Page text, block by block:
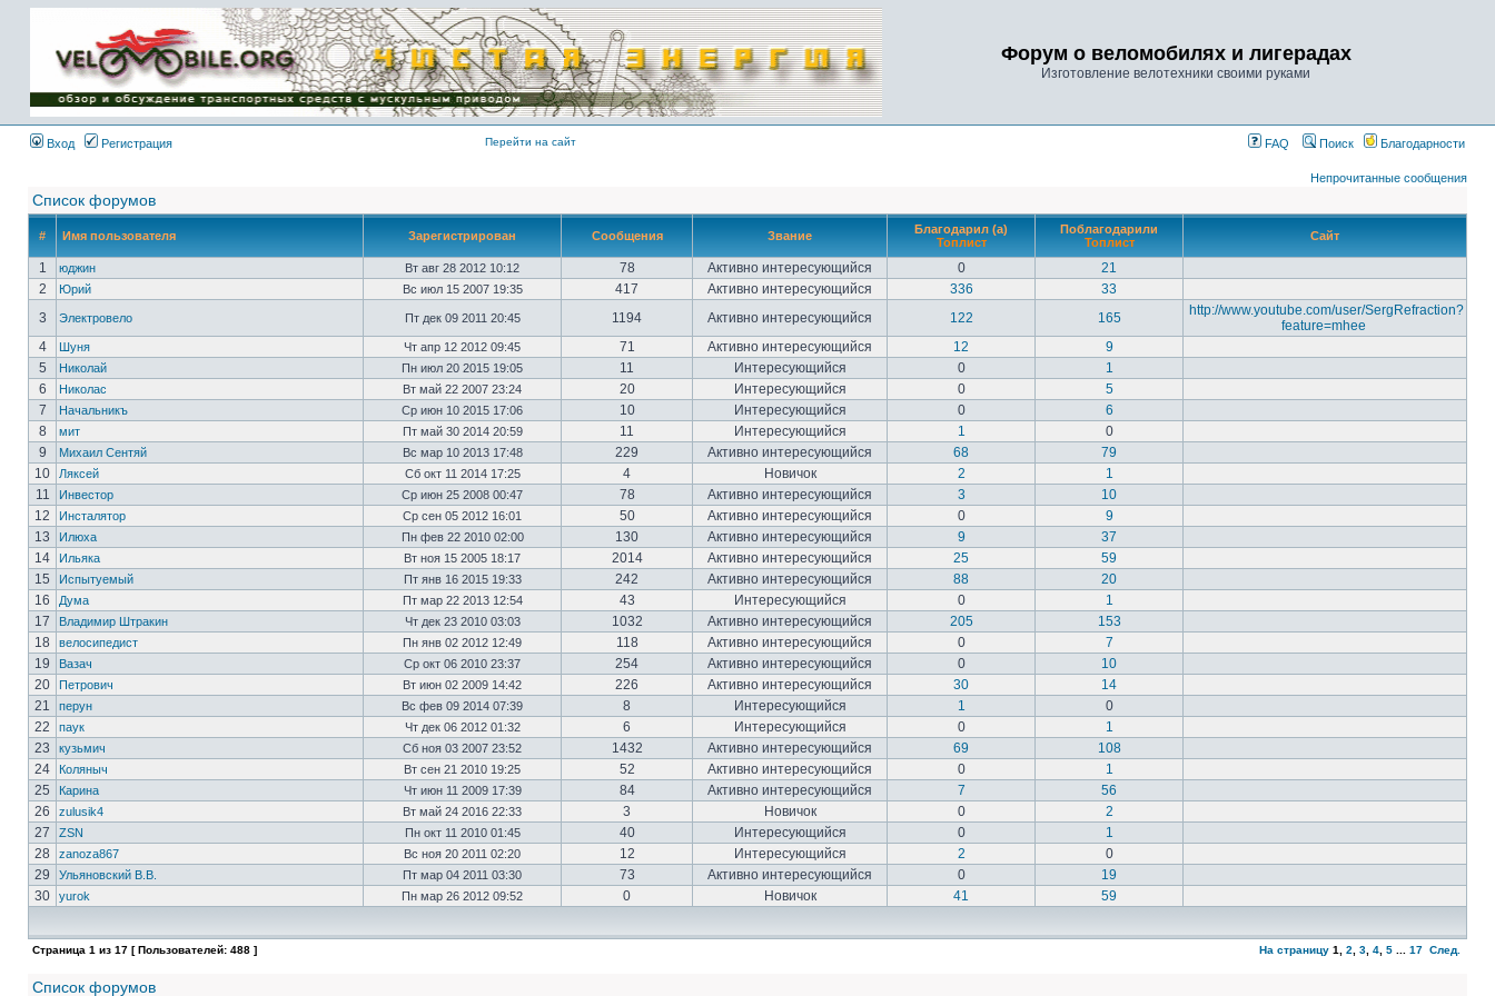
Имя пользователя:
Пароль:
{ LOG_ME_IN_SHORT
}
Форум о веломобилях и лигерадах
Изготовление велотехники своими руками
Вход Регистрация Перейти на сайт FAQ Поиск Благодарности
Непрочитанные сообщения
Список форумов
# Имя пользователя Зарегистрирован Сообщения Звание
Благодарил (а)
Топлист
Поблагодарили
Топлист
Сайт
1 юджин Вт авг 28 2012 10:12 78 Активно интересующийся 0
21
2
Юрий Вс июл 15 2007 19:35 417 Активно интересующийся 336
33
3
Электровело Пт дек 09 2011 20:45 1194 Активно интересующийся 122 165
http://www.youtube.com/user/SergRefraction?
feature=mhee
4
Шуня Чт апр 12 2012 09:45 71 Активно интересующийся 12
9
5
Николай Пн июл 20 2015 19:05 11 Интересующийся 0
1
6
Николас Вт май 22 2007 23:24 20 Интересующийся 0
5
7
Начальникъ Ср июн 10 2015 17:06 10 Интересующийся 0
6
8
мит Пт май 30 2014 20:59 11 Интересующийся 1
0
9
Михаил Сентяй Вс мар 10 2013 17:48 229 Активно интересующийся 68
79
10
Ляксей Сб окт 11 2014 17:25 4 Новичок 2
1
11
Инвестор Ср июн 25 2008 00:47 78 Активно интересующийся 3
10
12
Инсталятор Ср сен 05 2012 16:01 50 Активно интересующийся 0
9
13
Илюха Пн фев 22 2010 02:00 130 Активно интересующийся 9
37
14
Ильяка Вт ноя 15 2005 18:17 2014 Активно интересующийся 25
59
15
Испытуемый Пт янв 16 2015 19:33 242 Активно интересующийся 88
20
16
Дума Пт мар 22 2013 12:54 43 Интересующийся 0
1
17
Владимир Штракин Чт дек 23 2010 03:03 1032 Активно интересующийся 205
153
18
велосипедист Пн янв 02 2012 12:49 118 Активно интересующийся 0
7
19
Вазач Ср окт 06 2010 23:37 254 Активно интересующийся 0
10
20
Петрович Вт июн 02 2009 14:42 226 Активно интересующийся 30
14
21
перун Вс фев 09 2014 07:39 8 Интересующийся 1
0
22
паук Чт дек 06 2012 01:32 6 Интересующийся 0
1
23
кузьмич Сб ноя 03 2007 23:52 1432 Активно интересующийся 69
108
24
Коляныч Вт сен 21 2010 19:25 52 Активно интересующийся 0
1
25
Карина Чт июн 11 2009 17:39 84 Активно интересующийся 7
56
26
zulusik4 Вт май 24 2016 22:33 3 Новичок 0
2
27
ZSN Пн окт 11 2010 01:45 40 Интересующийся 0
1
28
zanoza867 Вс ноя 20 2011 02:20 12 Интересующийся 2
0
29
Ульяновский В.В. Пт мар 04 2011 03:30 73 Активно интересующийся 0
19
30
yurok Пн мар 26 2012 09:52 0 Новичок 41 59
Страница 1 из 17 [ Пользователей: 488 ] На страницу 1 2 3 4 5 17 След.
Список форумов